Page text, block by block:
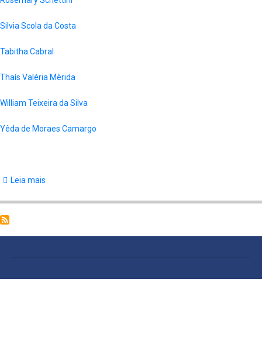
Silvia Scola da Costa
Tabitha Cabral
Thaís Valéria Mèrida
William Teixeira da Silva
Yêda de Moraes Camargo
Leia mais